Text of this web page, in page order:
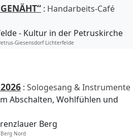
: Handarbeits-Café
Kultur in der Petruskirche
Giesensdorf Lichterfelde
: Sologesang & Instrumente
Abschalten, Wohlfühlen und
Berg
Nord